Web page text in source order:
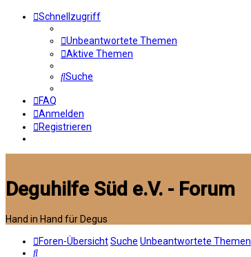
Schnellzugriff
Unbeantwortete Themen
Aktive Themen
Suche
FAQ
Anmelden
Registrieren
Deguhilfe Süd e.V. - Forum
Hand in Hand für Degus
Foren-ÜbersichtSuche Unbeantwortete Themen
Suche